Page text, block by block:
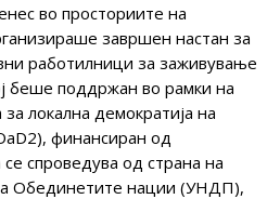
во просториите на
завршен настан за
работилници за заживување
беше поддржан во рамки на
локална демократија на
финансиран од
се спроведува од страна на
Обединетите нации (УНДП),